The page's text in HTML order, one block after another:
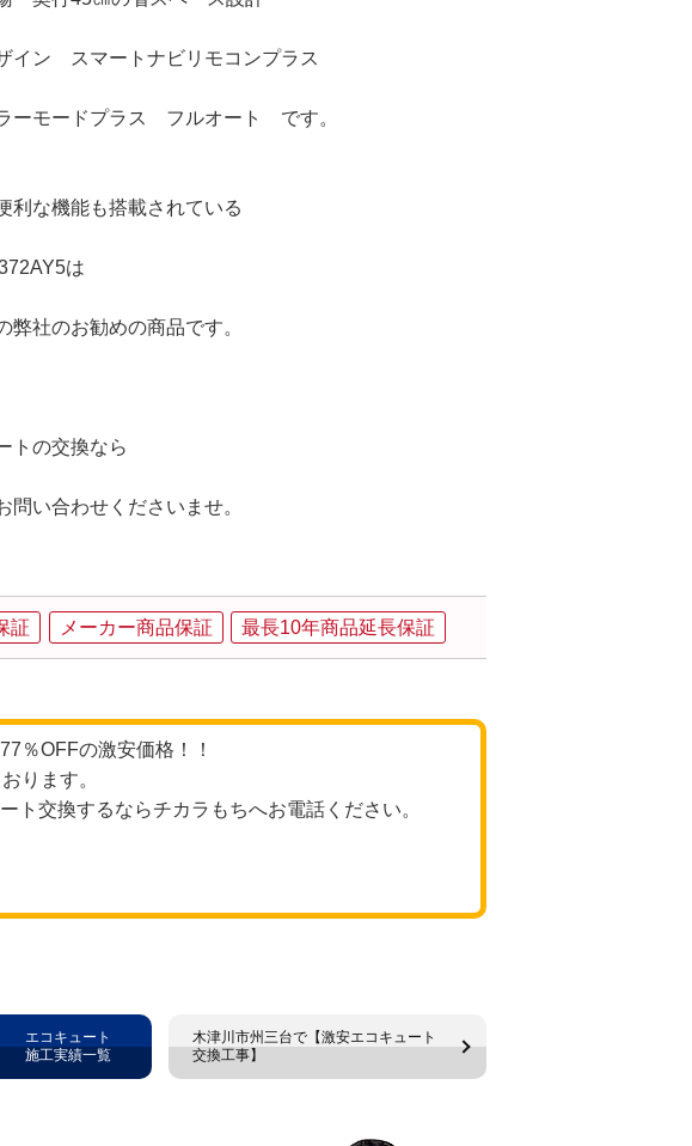
イン スマートナビリモコンプラス
ーモードプラス フルオート です。
利な機能も搭載されている
は
弊社のお勧めの商品です。
トの交換なら
問い合わせくださいませ。
証 メーカー商品保証 最長10年商品延長保証
％OFFの激安価格！！
ります。
ト交換するならチカラもちへお電話ください。
木津川市州三台で【激安エコキュート
交換工事】
エコキュート
施工実績一覧